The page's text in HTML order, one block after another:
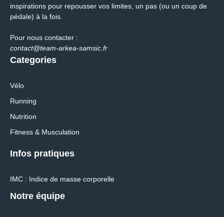
inspirations pour repousser vos limites, un pas (ou un coup de
pédale) à la fois.
Pour nous contacter :
contact@team-arkea-samsic.fr
Categories
Vélo
Running
Nutrition
Fitness & Musculation
Infos pratiques
IMC : Indice de masse corporelle
Notre équipe